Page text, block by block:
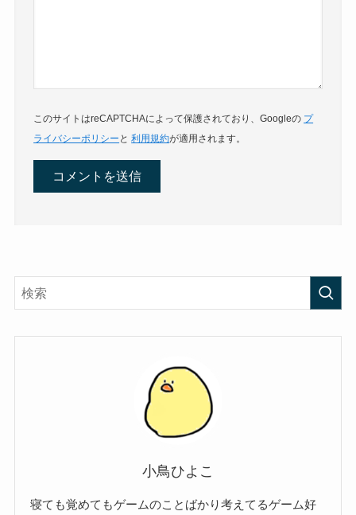
このサイトはreCAPTCHAによって保護されており、Googleの プ
ライバシーポリシー と利用規約が適用されます。
小鳥ひよこ
寝ても覚めてもゲームのことばかり考えてるゲーム好